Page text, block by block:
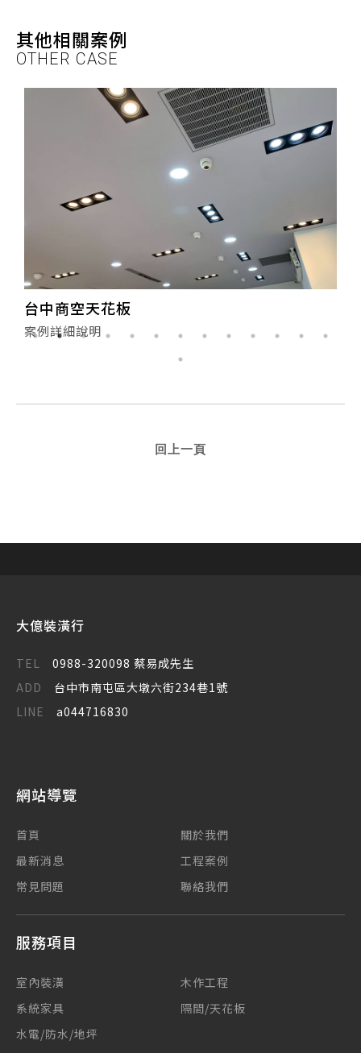
其他相關案例
OTHER CASE
台中商空天花板
案例詳細說明
回上一頁
大億裝潢行
TEL
0988-320098 蔡易成先生
ADD
台中市南屯區大墩六街234巷1號
LINE
a044716830
網站導覽
首頁
關於我們
最新消息
工程案例
常見問題
聯絡我們
服務項目
室內裝潢
木作工程
系統家具
隔間/天花板
水電/防水/地坪